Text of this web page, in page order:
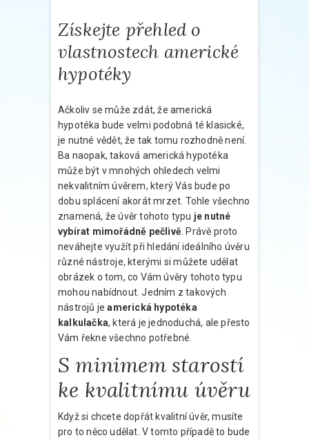
Získejte přehled o
vlastnostech americké
hypotéky
Ačkoliv se může zdát, že americká
hypotéka bude velmi podobná té klasické,
je nutné vědět, že tak tomu rozhodně není.
Ba naopak, taková americká hypotéka
může být v mnohých ohledech velmi
nekvalitním úvěrem, který Vás bude po
dobu splácení akorát mrzet. Tohle všechno
znamená, že úvěr tohoto typu je nutné
vybírat mimořádně pečlivě . Právě proto
neváhejte využít při hledání ideálního úvěru
různé nástroje, kterými si můžete udělat
obrázek o tom, co Vám úvěry tohoto typu
mohou nabídnout. Jedním z takových
nástrojů jeamerická hypotéka
kalkulačka, která je jednoduchá, ale přesto
Vám řekne všechno potřebné.
S minimem starostí
ke kvalitnímu úvěru
Když si chcete dopřát kvalitní úvěr, musíte
pro to něco udělat. V tomto případě to bude